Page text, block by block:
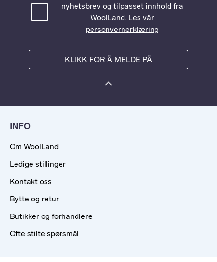
nyhetsbrev og tilpasset innhold fra
WoolLand. Les vår
personvernerklæring
KLIKK FOR Å MELDE PÅ
INFO
Om WoolLand
Ledige stillinger
Kontakt oss
Bytte og retur
Butikker og forhandlere
Ofte stilte spørsmål